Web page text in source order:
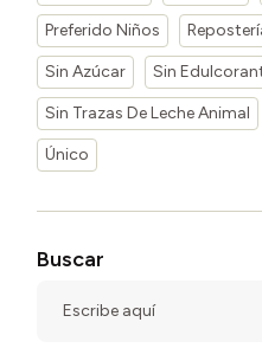
Preferido Niños
Sin Azúcar Sin
Sin Trazas De Leche Animal
Único
Buscar
aquí